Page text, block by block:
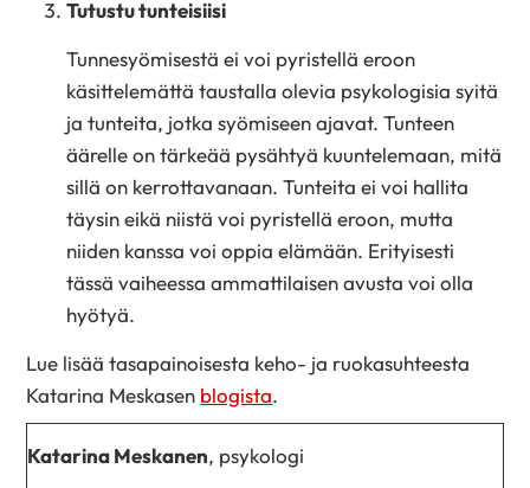
Tutustu tunteisiisi
Tunnesyömisestä ei voi pyristellä eroon
käsittelemättä taustalla olevia psykologisia syitä
ja tunteita, jotka syömiseen ajavat. Tunteen
äärelle on tärkeää pysähtyä kuuntelemaan, mitä
sillä on kerrottavanaan. Tunteita ei voi hallita
täysin eikä niistä voi pyristellä eroon, mutta
niiden kanssa voi oppia elämään. Erityisesti
tässä vaiheessa ammattilaisen avusta voi olla
hyötyä.
Lue lisää tasapainoisesta keho- ja ruokasuhteesta
Katarina Meskasen blogista.
Katarina Meskanen, psykologi